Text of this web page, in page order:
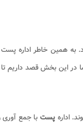
به همین خاطر اداره پست
ما در این بخش قصد داریم
ادارهپست با جمع